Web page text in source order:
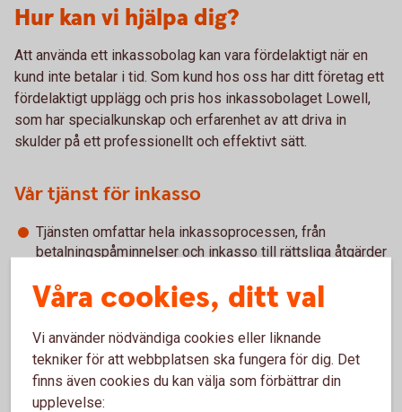
Hur kan vi hjälpa dig?
Att använda ett inkassobolag kan vara fördelaktigt när en
kund inte betalar i tid. Som kund hos oss har ditt företag ett
fördelaktigt upplägg och pris hos inkassobolaget Lowell,
som har specialkunskap och erfarenhet av att driva in
skulder på ett professionellt och effektivt sätt.
Vår tjänst för inkasso
Tjänsten omfattar hela inkassoprocessen, från
betalningspåminnelser och inkasso till rättsliga åtgärder
Med hjälp av individuella lösningar som passar kunden
betalas fakturorna snabbare.
Med ett enkelt webbverktyg får du och ditt företag
tillgång till rapporter på detaljnivå och kan
ha direktkontakt med en rådgivare om du behöver hjälp.
Våra cookies, ditt val
Vi använder nödvändiga cookies eller liknande
tekniker för att webbplatsen ska fungera för dig. Det
finns även cookies du kan välja som förbättrar din
upplevelse: